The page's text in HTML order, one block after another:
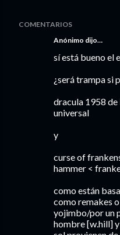
COMENTARIOS
Anónimo dijo…
sí está bueno el
¿será trampa si
dracula 1958 de
universal
y
curse of
hammer <
como están
como remakes
yojimbo/por un
hombre [w.hill]